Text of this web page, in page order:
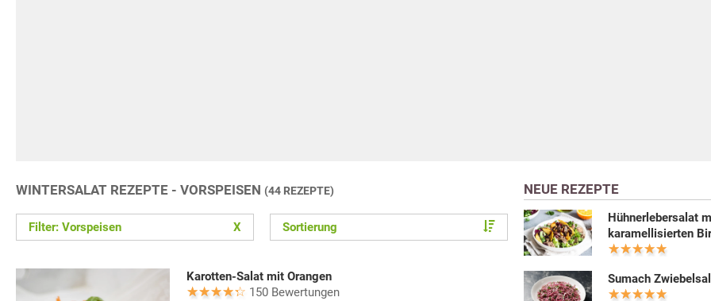
WINTERSALAT REZEPTE - VORSPEISEN (44 REZEPTE)
Filter: Vorspeisen X Sortierung
Karotten-Salat mit Orangen
150 Bewertungen
NEUE REZEPTE
Hühnerlebersalat
karamellisierten
Sumach